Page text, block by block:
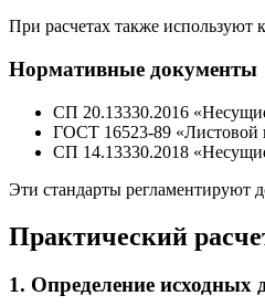
При расчетах также используют
Нормативные документы
СП 20.13330.2016
ГОСТ 16523-89 «Листовой
СП 14.13330.2018
Эти стандарты регламентируют
Практический
1. Определение исходных